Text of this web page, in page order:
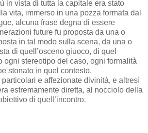
in vista di tutta la capitale era stato
vita, immerso in una pozza formata dal
alcuna frase degna di essere
future fu proposta da una o
in tal modo sulla scena, da una o
di quell’osceno giuoco, di quel
ogni stereotipo del caso, ogni formalità
stonato in quel contesto,
particolari e affezionate divinità, e altresì
estremamente diretta, al nocciolo della
di quell’incontro.